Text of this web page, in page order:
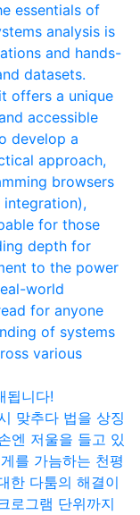
essentials of
analysis is
and hands-
datasets.
offers a unique
accessible
develop a
approach,
browsers
for those
depth for
to the power
world
for anyone
of systems
various
됩니다!
맞추다 법을 상징
엔 저울을 들고 있
를 가늠하는 천평
한 다툼의 해결이
로그램 단위까지